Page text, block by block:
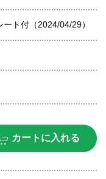
ト付（2024/04/29）